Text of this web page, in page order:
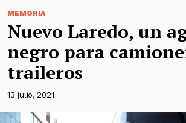
MEMORIA
Nuevo Laredo, un
negro para
traileros
13 julio, 2021